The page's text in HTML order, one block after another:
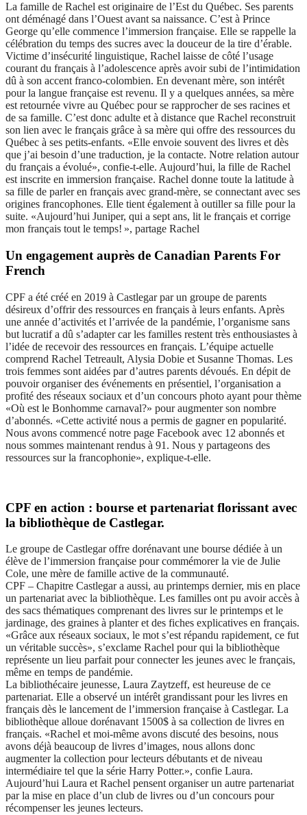
La famille de Rachel est originaire de l’Est du Québec. Ses parents
ont déménagé dans l’Ouest avant sa naissance. C’est à Prince
George qu’elle commence l’immersion française. Elle se rappelle la
célébration du temps des sucres avec la douceur de la tire d’érable.
Victime d’insécurité linguistique, Rachel laisse de côté l’usage
courant du français à l’adolescence après avoir subi de l’intimidation
dû à son accent franco-colombien. En devenant mère, son intérêt
pour la langue française est revenu. Il y a quelques années, sa mère
est retournée vivre au Québec pour se rapprocher de ses racines et
de sa famille. C’est donc adulte et à distance que Rachel reconstruit
son lien avec le français grâce à sa mère qui offre des ressources du
Québec à ses petits-enfants. «Elle envoie souvent des livres et dès
que j’ai besoin d’une traduction, je la contacte. Notre relation autour
du français a évolué», confie-t-elle. Aujourd’hui, la fille de Rachel
est inscrite en immersion française. Rachel donne toute la latitude à
sa fille de parler en français avec grand-mère, se connectant avec ses
origines francophones. Elle tient également à outiller sa fille pour la
suite. «Aujourd’hui Juniper, qui a sept ans, lit le français et corrige
mon français tout le temps! », partage Rachel
Un engagement auprès de Canadian Parents For
French
CPF a été créé en 2019 à Castlegar par un groupe de parents
désireux d’offrir des ressources en français à leurs enfants. Après
une année d’activités et l’arrivée de la pandémie, l’organisme sans
but lucratif a dû s’adapter car les familles restent très enthousiastes à
l’idée de recevoir des ressources en français. L’équipe actuelle
comprend Rachel Tetreault, Alysia Dobie et Susanne Thomas. Les
trois femmes sont aidées par d’autres parents dévoués. En dépit de
pouvoir organiser des événements en présentiel, l’organisation a
profité des réseaux sociaux et d’un concours photo ayant pour thème
«Où est le Bonhomme carnaval?» pour augmenter son nombre
d’abonnés. «Cette activité nous a permis de gagner en popularité.
Nous avons commencé notre page Facebook avec 12 abonnés et
nous sommes maintenant rendus à 91. Nous y partageons des
ressources sur la francophonie», explique-t-elle.
CPF en action : bourse et partenariat florissant avec
la bibliothèque de Castlegar.
Le groupe de Castlegar offre dorénavant une bourse dédiée à un
élève de l’immersion française pour commémorer la vie de Julie
Cole, une mère de famille active de la communauté.
CPF – Chapitre Castlegar a aussi, au printemps dernier, mis en place
un partenariat avec la bibliothèque. Les familles ont pu avoir accès à
des sacs thématiques comprenant des livres sur le printemps et le
jardinage, des graines à planter et des fiches explicatives en français.
«Grâce aux réseaux sociaux, le mot s’est répandu rapidement, ce fut
un véritable succès», s’exclame Rachel pour qui la bibliothèque
représente un lieu parfait pour connecter les jeunes avec le français,
même en temps de pandémie.
La bibliothécaire jeunesse, Laura Zaytzeff, est heureuse de ce
partenariat. Elle a observé un intérêt grandissant pour les livres en
français dès le lancement de l’immersion française à Castlegar. La
bibliothèque alloue dorénavant 1500$ à sa collection de livres en
français. «Rachel et moi-même avons discuté des besoins, nous
avons déjà beaucoup de livres d’images, nous allons donc
augmenter la collection pour lecteurs débutants et de niveau
intermédiaire tel que la série Harry Potter.», confie Laura.
Aujourd’hui Laura et Rachel pensent organiser un autre partenariat
par la mise en place d’un club de livres ou d’un concours pour
récompenser les jeunes lecteurs.